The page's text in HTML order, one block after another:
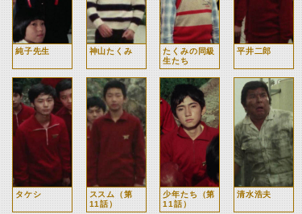
純子先生 神山たくみ
たくみの同級
生たち
平井二郎
タケシ
ススム（第
11話）
少年たち（第
11話）
清水浩夫